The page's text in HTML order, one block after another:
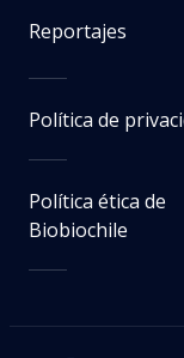
Reportajes
Política de
Política ética de
Biobiochile